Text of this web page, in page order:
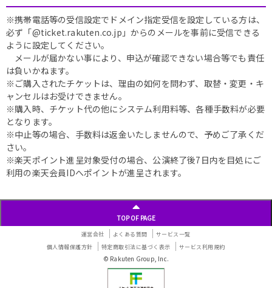
※携帯電話等の受信設定でドメイン指定受信を設定している方は、
必ず「@ticket.rakuten.co.jp」からのメールを事前に受信できる
ように設定してください。
メールが届かない事により、申込が確認できない場合等でも責任
は負いかねます。
※ご購入されたチケットは、理由の如何を問わず、取替・変更・キ
ャンセルはお受けできません。
※購入時、チケット代の他にシステム利用料等、各種手数料が必要
となります。
※中止等の場合、手数料は返金いたしませんので、予めご了承くだ
さい。
※楽天ポイント進呈対象受付の場合、公演終了後7日内を目処にご
利用の楽天会員IDへポイントが進呈されます。
TOP OF PAGE
運営会社 よくある質問
サービス一覧
個人情報保護方針
特定商取引法に基づく表示 サービス利用規約
© Rakuten Group, Inc.